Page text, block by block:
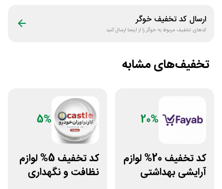
ارسال کد تخفیف خوگر
کدهای تخفیف مربوط بهخوگررا از اینجا ارسال کنید
تخفیف‌های مشابه
20%
کد تخفیف 20% لوازم
آرایشی بهداشتی
5%
کد تخفیف 5% لوازم
نظافت و نگهداری